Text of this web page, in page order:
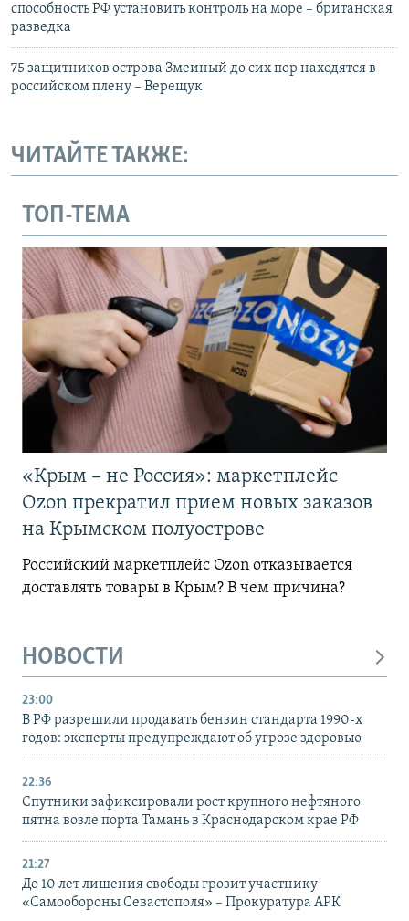
способность РФ установить контроль на море – британская
разведка
75 защитников острова Змеиный до сих пор находятся в
российском плену – Верещук
ЧИТАЙТЕ ТАКЖЕ:
ТОП-ТЕМА
«Крым – не Россия»: маркетплейс
Ozon прекратил прием новых заказов
на Крымском полуострове
Российский маркетплейс Ozon отказывается
доставлять товары в Крым? В чем причина?
НОВОСТИ
23:00
В РФ разрешили продавать бензин стандарта 1990-х
годов: эксперты предупреждают об угрозе здоровью
22:36
Спутники зафиксировали рост крупного нефтяного
пятна возле порта Тамань в Краснодарском крае РФ
21:27
До 10 лет лишения свободы грозит участнику
«Самообороны Севастополя» – Прокуратура АРК